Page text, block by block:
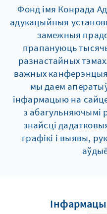
Фонд імя Конрада
адукацыйныя
замежныя
прапануюць
разнастайных
важных
мы даем
інфармацыю на
з абагульняючымі
знайсці
графікі і выявы,